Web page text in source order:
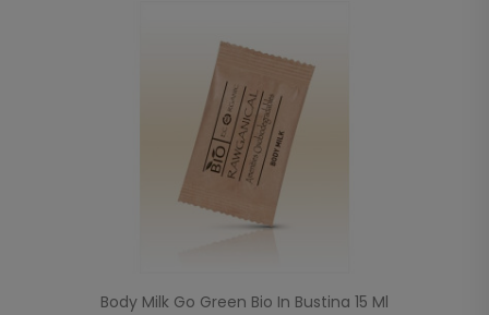
Body Milk Go Green Bio In Bustina 15 Ml